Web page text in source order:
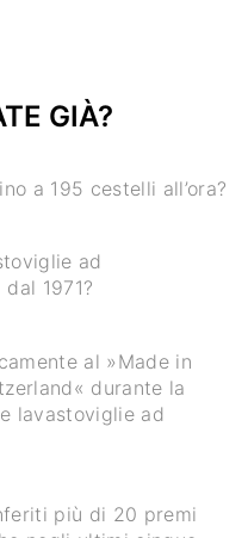
GIÀ?
a 195 cestelli all’ora?
ad
1971?
al »Made in
durante la
lavastoviglie ad
più di 20 premi